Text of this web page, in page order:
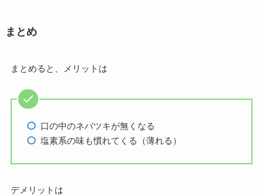
まとめ
まとめると、メリットは
口の中のネバツキが無くなる
塩素系の味も慣れてくる（薄れる）
デメリットは